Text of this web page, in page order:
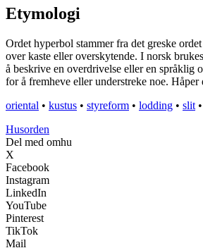
Etymologi
Ordet hyperbol stammer fra det greske
over kaste eller overskytende. I norsk
å beskrive en overdrivelse eller en språklig
for å fremheve eller understreke noe.
oriental • kustus • styreform • lodding • slit •
Husorden
Del med omhu
X
Facebook
Instagram
LinkedIn
YouTube
Pinterest
TikTok
Mail